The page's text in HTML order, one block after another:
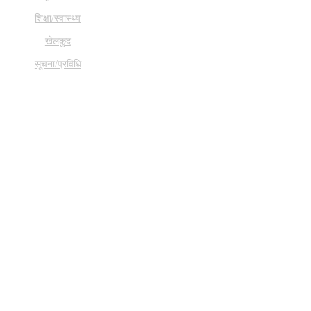
शिक्षा/स्वास्थ्य
खेलकुद
सूचना/प्रविधि